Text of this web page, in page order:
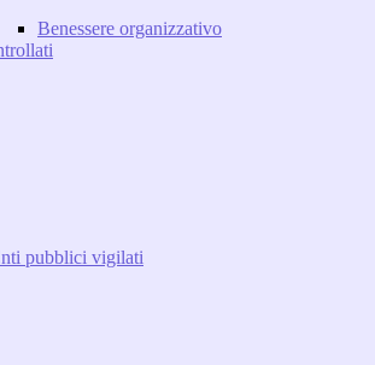
Benessere organizzativo
pubblici vigilati